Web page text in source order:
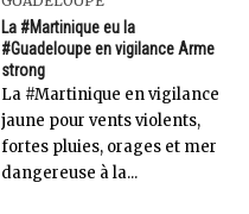
La #Martinique eu la
#Guadeloupe en vigilance Arme
strong
La #Martinique en vigilance
jaune pour vents violents,
fortes pluies, orages et mer
dangereuse à la...